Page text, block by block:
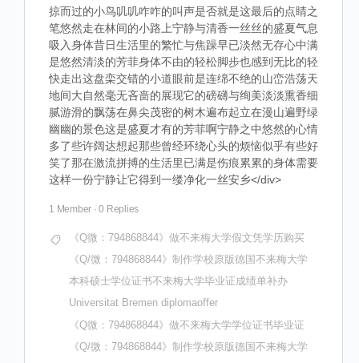
掠而过的小鸟叽叽咋咋的叫声是否就是这最后的点睛之
笔悠然走在林间的小路上宁静与清香一丝丝的盛夏气息
吸入身体昔日生活里的繁忙与焦躁早已淡然无存心中满
是悠然清淡的芳菲身体不由的轻松脚步也感到无比的轻
快走出这盘栾交错的小道眼前是连绵不绝的山峦浩荡天
地间大自然毫无吝啬的展现它的磅礴与绚美淡淡熏香细
腻游滑的飘荡在鼻尖茂密的树木遍布起立在漫山遍野绿
幽幽的景色这是盛夏才有的芳菲啊宁静之中悠然的心情
多了些许阔达想起那些曾经环绕心头的烦恼似乎有些好
笑了那在激流拼搏的生活里已满是伤痕累累的身体需要
这样一份宁静让它得到一缕净化一丝安乡</div>
1 Member · 0 Replies
《Q微：794868844》做不来梅大学假文凭学历购买
《Q/微：794868844》制作学校原版德国不来梅大学
本科硕士学位证书不来梅大学毕业证成绩单补办
Universitat Bremen diplomaoffer
《Q微：794868844》做不来梅大学学位证书毕业证
《Q/微：794868844》制作学校原版德国不来梅大学